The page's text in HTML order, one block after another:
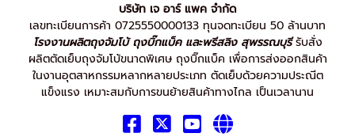
บริษัท เจ อาร์ แพค จำกัด
เลขทะเบียนการค้า 0725550000133 ทุนจดทะเบียน 50 ล้านบาท
โรงงานผลิตถุงจัมโบ้ ถุงบิ๊กแบ็ค และพรีสลิง สุพรรณบุรีรับสั่ง
ผลิตตัดเย็บถุงจัมโบ้ขนาดพิเศษ ถุงบิ๊กแบ็ค เพื่อการส่งออกสินค้า
ในงานอุตสาหกรรมหลากหลายประเภท ตัดเย็บด้วยความประณีต
แข็งแรง เหมาะสมกับการขนย้ายสินค้าทางไกล เป็นเวลานาน